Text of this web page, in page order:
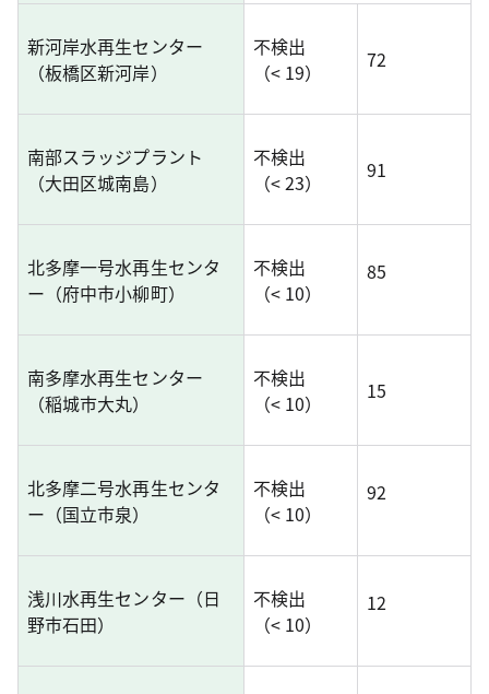
新河岸水再生センター
（板橋区新河岸）
不検出
（< 19）
72
南部スラッジプラント
（大田区城南島）
不検出
（< 23）
91
北多摩一号水再生センタ
ー（府中市小柳町）
不検出
（< 10）
85
南多摩水再生センター
（稲城市大丸）
不検出
（< 10）
15
北多摩二号水再生センタ
ー（国立市泉）
不検出
（< 10）
92
浅川水再生センター（日
野市石田）
不検出
（< 10）
12